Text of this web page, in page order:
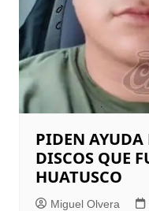
PIDEN AYUDA
DISCOS QUE
HUATUSCO
Miguel Olvera